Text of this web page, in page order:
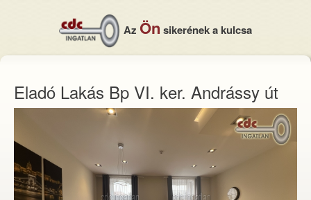
Az Ön sikerének a kulcsa
Eladó Lakás Bp VI. ker. Andrássy út